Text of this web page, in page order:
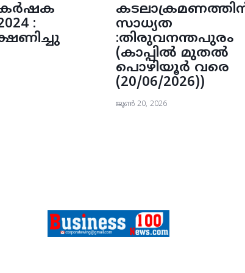
:
സാധ്യത
:തിരുവനന്തപുരം
(കാപ്പിൽ മുതൽ
പൊഴിയൂർ വരെ
(20/06/2026))
ജൂൺ 20, 2026